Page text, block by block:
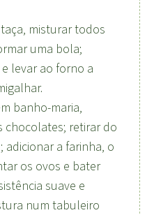
misturar todos
uma bola;
levar ao forno a
banho-maria,
chocolates; retirar do
adicionar a farinha, o
os ovos e bater
suave e
num tabuleiro